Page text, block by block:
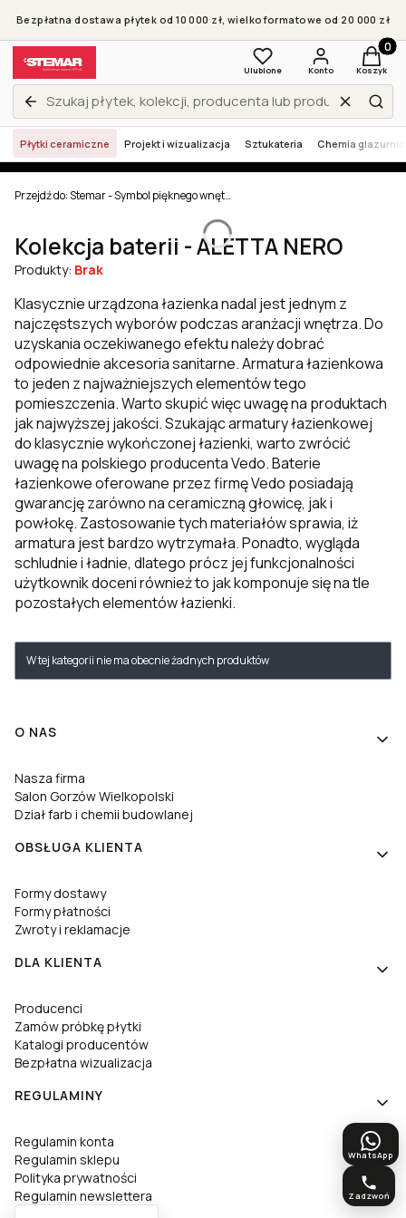
Bezpłatna dostawa płytek od 10 000 zł, wielkoformatowe od 20 000 zł
Zamknij wyszukiwarkę
Wyczyść
Ulubione Konto Koszyk
Płytki ceramiczne Projekt i wizualizacja Sztukateria Chemia
WhatsApp
Zadzwoń
Przejdź do:Stemar - Symbol pięknego wnętrza
Kolekcja baterii - ALETTA NERO
Produkty: Brak
Klasycznie urządzona łazienka nadal jest jednym z
najczęstszych wyborów podczas aranżacji wnętrza. Do
uzyskania oczekiwanego efektu należy dobrać
odpowiednie akcesoria sanitarne. Armatura łazienkowa
to jeden z najważniejszych elementów tego
pomieszczenia. Warto skupić więc uwagę na produktach
jak najwyższej jakości. Szukając armatury łazienkowej
do klasycznie wykończonej łazienki, warto zwrócić
uwagę na polskiego producenta Vedo. Baterie
łazienkowe oferowane przez firmę Vedo posiadają
gwarancję zarówno na ceramiczną głowicę, jak i
powłokę. Zastosowanie tych materiałów sprawia, iż
armatura jest bardzo wytrzymała. Ponadto, wygląda
schludnie i ładnie, dlatego prócz jej funkcjonalności
użytkownik doceni również to jak komponuje się na tle
pozostałych elementów łazienki.
Lista produktów
W tej kategorii nie ma obecnie żadnych produktów
Linki w stopce
O NAS
Nasza firma
Salon Gorzów Wielkopolski
Dział farb i chemii budowlanej
OBSŁUGA KLIENTA
Formy dostawy
Formy płatności
Zwroty i reklamacje
DLA KLIENTA
Producenci
Zamów próbkę płytki
Katalogi producentów
Bezpłatna wizualizacja
REGULAMINY
Regulamin konta
Regulamin sklepu
Polityka prywatności
Regulamin newslettera